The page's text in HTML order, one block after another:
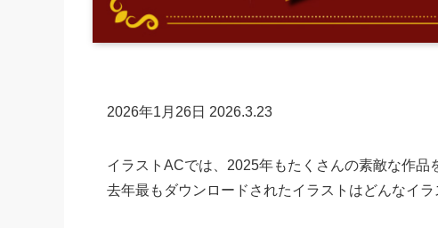
2026年1月26日 2026.3.23
イラストACでは、2025年もたくさんの素敵な作品
去年最もダウンロードされたイラストはどんなイラ